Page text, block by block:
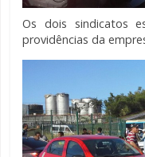
Os dois sindicatos
providências da